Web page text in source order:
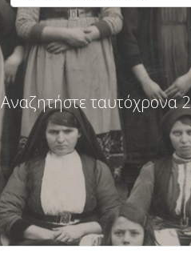
Αναζητήστε ταυτόχρονα